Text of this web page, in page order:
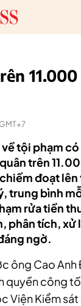
tội phạm
trên
đoạt
trung bình
rửa tiền
phân tích, xử
ngờ.
ông Cao Anh
quyền công
Viện Kiểm sát